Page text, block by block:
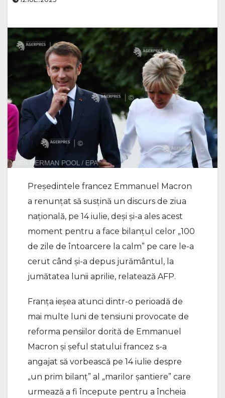
Preşedintele francez Emmanuel Macron
a renunţat să susţină un discurs de ziua
naţională, pe 14 iulie, deşi şi-a ales acest
moment pentru a face bilanţul celor „100
de zile de întoarcere la calm” pe care le-a
cerut când şi-a depus jurământul, la
jumătatea lunii aprilie, relatează AFP.
Franţa ieşea atunci dintr-o perioadă de
mai multe luni de tensiuni provocate de
reforma pensiilor dorită de Emmanuel
Macron şi şeful statului francez s-a
angajat să vorbească pe 14 iulie despre
„un prim bilanţ” al „marilor şantiere” care
urmează a fi începute pentru a încheia